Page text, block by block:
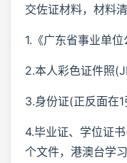
交佐证材料，材料清
1.《广东省事业单
2.本人彩色证件照
3.身份证(正反面在
4.毕业证、学位证
个文件，港澳台学